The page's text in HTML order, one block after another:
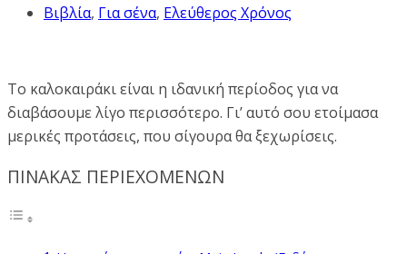
Βιβλία, Για σένα, Ελεύθερος Χρόνος
Το καλοκαιράκι είναι η ιδανική περίοδος για να
διαβάσουμε λίγο περισσότερο. Γι’ αυτό σου ετοίμασα
μερικές προτάσεις, που σίγουρα θα ξεχωρίσεις.
ΠΙΝΑΚΑΣ ΠΕΡΙΕΧΟΜΕΝΩΝ